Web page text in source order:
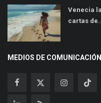
Venecia
cartas
MEDIOS DE